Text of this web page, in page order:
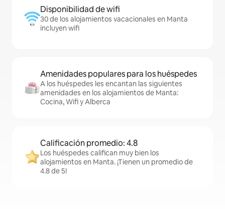
Disponibilidad de wifi
30 de los alojamientos vacacionales en Manta
incluyen wifi
Amenidades populares para los huéspedes
A los huéspedes les encantan las siguientes
amenidades en los alojamientos de Manta:
Cocina, Wifi y Alberca
Calificación promedio: 4.8
Los huéspedes califican muy bien los
alojamientos en Manta. ¡Tienen un promedio de
4.8 de 5!